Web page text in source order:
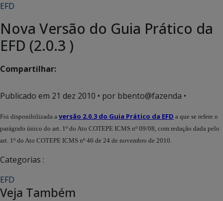
EFD
Nova Versão do Guia Prático da
EFD (2.0.3 )
Compartilhar:
Publicado em 21 dez 2010 • por bbento@fazenda •
Foi disponibilizada a versão 2.0.3 do Guia Prático da EFD a que se refere o
parágrafo único do art. 1º do Ato COTEPE ICMS nº 09/08, com redação dada pelo
art. 1º do Ato COTEPE ICMS nº 46 de 24 de novembro de 2010.
Categorias :
EFD
Veja Também